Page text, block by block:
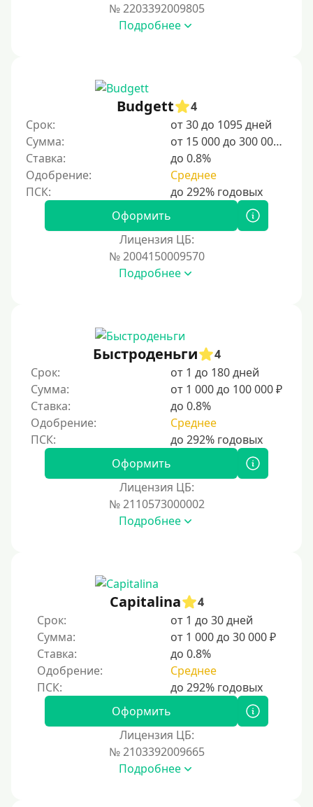
Пенсионерам до 70 лет
Пенсионерам до 85 лет
Безработным
Даже бомжам
Без указания места работы
Для иностранных граждан
Для иностранных граждан Украины
Для иностранных граждан Казахстана
Для иностранных граждан Кыргызстана
Для иностранных граждан Таджикистана
Для иностранных граждан Узбекистана
Для граждан СНГ
Сумма (рублей)
100 руб
300 руб
2500 руб
3000 руб
4000 руб
5000 руб
7000 руб
№ 2203392009805
Подробнее
Budgett
4
Срок:
от 30 до 1095 дней
Сумма:
от 15 000 до 300 000 ₽
Ставка:
до 0.8%
Одобрение:
Среднее
Оформить
Лицензия ЦБ:
№ 2004150009570
Подробнее
Быстроденьги
4
Срок:
от 1 до 180 дней
Сумма:
от 1 000 до 100 000 ₽
Ставка:
до 0.8%
Одобрение:
Среднее
Оформить
Лицензия ЦБ:
№ 2110573000002
Подробнее
Capitalina
4
Срок:
от 1 до 30 дней
Сумма:
от 1 000 до 30 000 ₽
Ставка:
до 0.8%
Одобрение:
Среднее
Оформить
Лицензия ЦБ:
№ 2103392009665
Подробнее